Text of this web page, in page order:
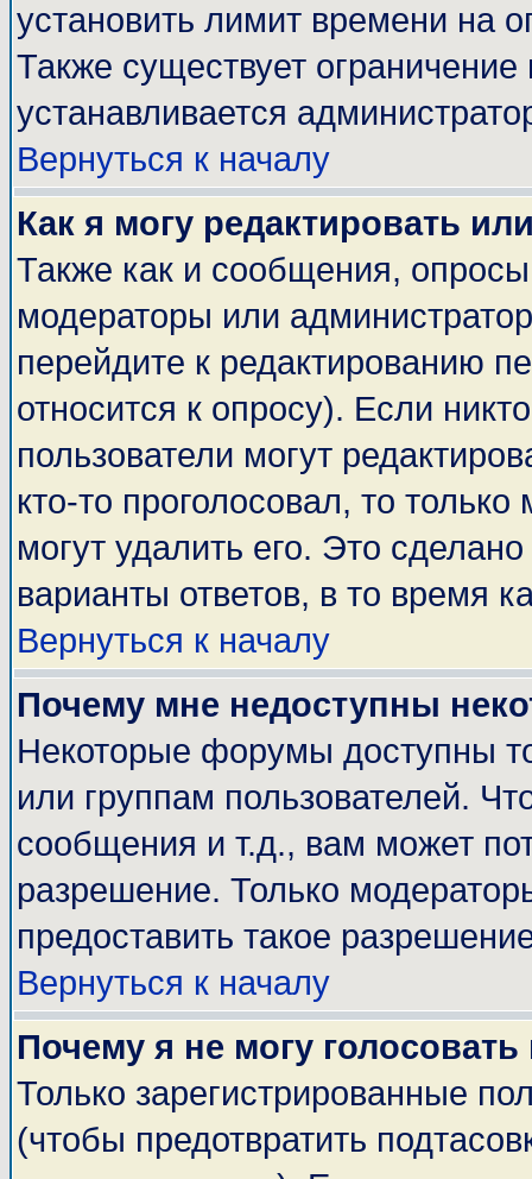
установить лимит времени на
Также существует ограничение
устанавливается
Вернуться к началу
Как я могу редактировать
Также как и сообщения, опросы
модераторы или
перейдите к редактированию
относится к опросу). Если
пользователи могут
кто-то проголосовал, то
могут удалить его. Это
варианты ответов, в то время
Вернуться к началу
Почему мне недоступны
Некоторые форумы доступны
или группам пользователей.
сообщения и т.д., вам может
разрешение. Только
предоставить такое
Вернуться к началу
Почему я не могу
Только зарегистрированные
(чтобы предотвратить